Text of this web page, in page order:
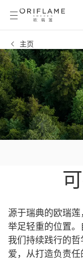
主页
源于瑞典的欧瑞
举足轻重的位置
我们持续践行的
爱，从打造负责